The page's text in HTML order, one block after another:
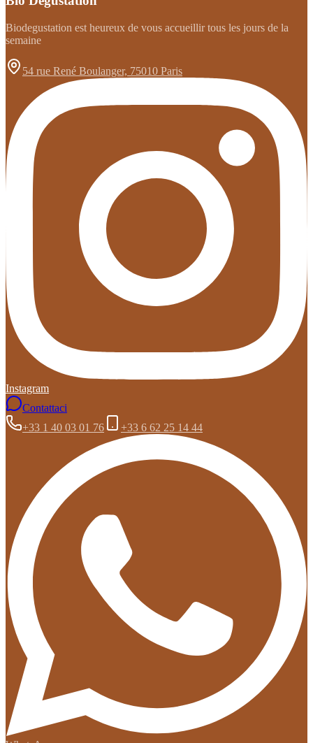
Biodegustation est heureux de vous accueillir tous les jours de la
semaine
54 rue René Boulanger, 75010 Paris
Instagram
Contattaci
+33 1 40 03 01 76
+33 6 62 25 14 44